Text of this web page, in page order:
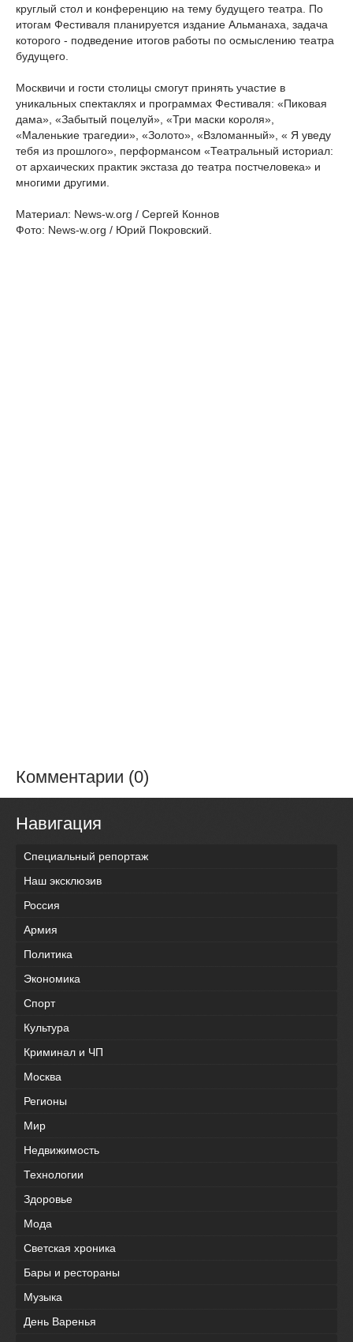
круглый стол и конференцию на тему будущего театра. По
итогам Фестиваля планируется издание Альманаха, задача
которого - подведение итогов работы по осмыслению театра
будущего.
Москвичи и гости столицы смогут принять участие в
уникальных спектаклях и программах Фестиваля: «Пиковая
дама», «Забытый поцелуй», «Три маски короля»,
«Маленькие трагедии», «Золото», «Взломанный», « Я уведу
тебя из прошлого», перформансом «Театральный историал:
от архаических практик экстаза до театра постчеловека» и
многими другими.
Материал: News-w.org / Сергей Коннов
Фото: News-w.org / Юрий Покровский.
Комментарии (0)
Навигация
Специальный репортаж
Наш эксклюзив
Россия
Армия
Политика
Экономика
Спорт
Культура
Криминал и ЧП
Москва
Регионы
Мир
Недвижимость
Технологии
Здоровье
Мода
Светская хроника
Бары и рестораны
Музыка
День Варенья